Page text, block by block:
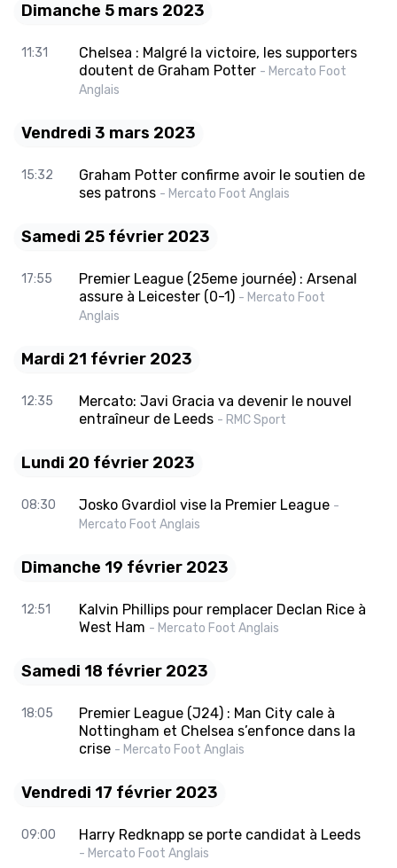
Dimanche 5 mars 2023
11:31
Chelsea : Malgré la victoire, les supporters
doutent de Graham Potter - Mercato Foot
Anglais
Vendredi 3 mars 2023
15:32
Graham Potter confirme avoir le soutien de
ses patrons - Mercato Foot Anglais
Samedi 25 février 2023
17:55
Premier League (25eme journée) : Arsenal
assure à Leicester (0-1) - Mercato Foot
Anglais
Mardi 21 février 2023
12:35
Mercato: Javi Gracia va devenir le nouvel
entraîneur de Leeds - RMC Sport
Lundi 20 février 2023
08:30 Josko Gvardiol vise la Premier League -
Mercato Foot Anglais
Dimanche 19 février 2023
12:51
Kalvin Phillips pour remplacer Declan Rice à
West Ham - Mercato Foot Anglais
Samedi 18 février 2023
18:05
Premier League (J24) : Man City cale à
Nottingham et Chelsea s’enfonce dans la
crise - Mercato Foot Anglais
Vendredi 17 février 2023
09:00 Harry Redknapp se porte candidat à Leeds
- Mercato Foot Anglais